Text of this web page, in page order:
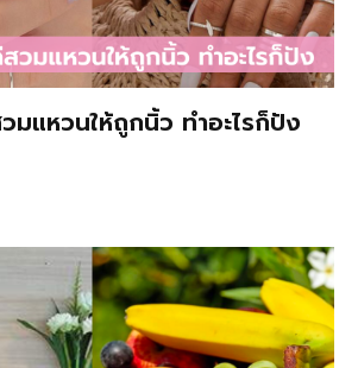
แหวนให้ถูกนิ้ว ทำอะไรก็ปัง